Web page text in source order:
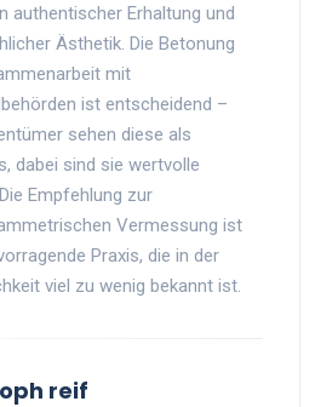
authentischer Erhaltung und
Ästhetik. Die Betonung
mit
ist entscheidend –
sehen diese als
dabei sind sie wertvolle
Empfehlung zur
Vermessung ist
Praxis, die in der
viel zu wenig bekannt ist.
reif